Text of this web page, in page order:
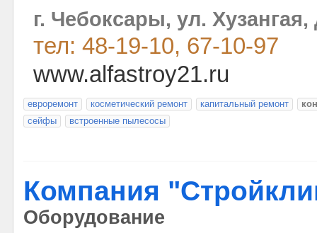
г. Чебоксары, ул.
тел: 48-19-10, 67-10-97
www.alfastroy21.ru
евроремонт косметический ремонт капитальный ремонт
сейфы
встроенные пылесосы
Компания
Оборудование